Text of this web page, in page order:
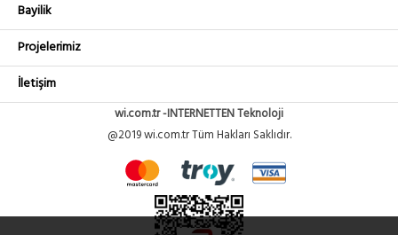
Bayilik
Projelerimiz
İletişim
wi.com.tr -INTERNETTEN Teknoloji
@2019 wi.com.tr Tüm Hakları Saklıdır.